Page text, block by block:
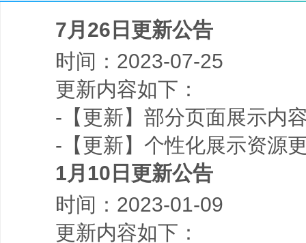
7月26日更新公告
时间：2023-07-25
更新内容如下：
-【更新】部分页面展示内
-【更新】个性化展示资源
1月10日更新公告
时间：2023-01-09
更新内容如下：